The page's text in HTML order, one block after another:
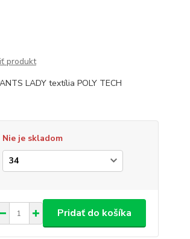
produkt
LADY textília POLY TECH
Nie je skladom
Pridať do košíka